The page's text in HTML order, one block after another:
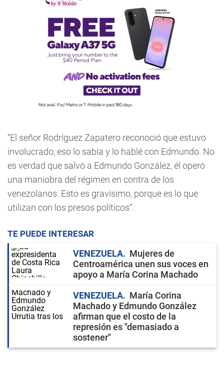
“El señor Rodríguez Zapatero reconoció que estuvo
involucrado, eso lo sabía y lo hablé con Edmundo. No
es verdad que salvó a Edmundo González, él operó
una maniobra del régimen en contra de los
venezolanos. Esto es gravísimo, porque es lo que
utilizan con los presos políticos”.
TE PUEDE INTERESAR
VENEZUELA
Mujeres de
Centroamérica unen sus voces en
apoyo a María Corina Machado
VENEZUELA
María Corina
Machado y Edmundo González
afirman que el costo de la
represión es "demasiado a
sostener"